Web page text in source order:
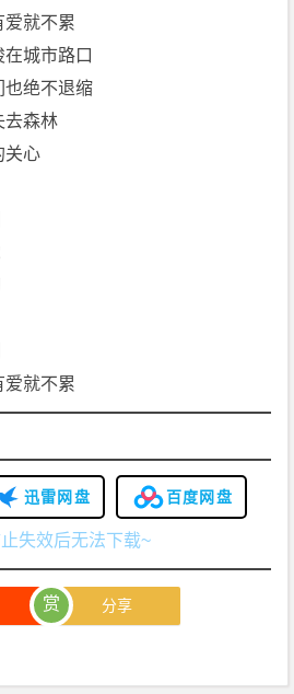
爱就不累
城市路口
也绝不退缩
去森林
关心
爱就不累
迅雷网盘 百度网盘
失效后无法下载~
赏 分享